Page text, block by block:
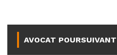
AVOCAT POURSUIVANT